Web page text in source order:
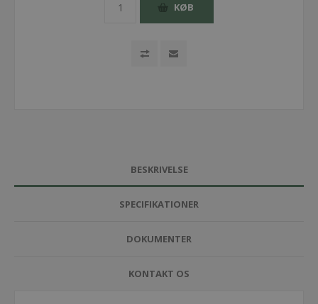
KØB
BESKRIVELSE
SPECIFIKATIONER
DOKUMENTER
KONTAKT OS